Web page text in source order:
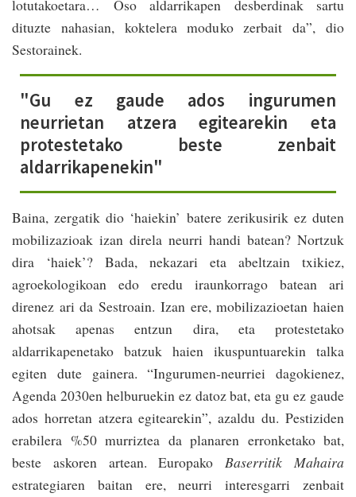
lotutakoetara… Oso aldarrikapen desberdinak sartu
dituzte nahasian, koktelera moduko zerbait da”, dio
Sestorainek.
"Gu ez gaude ados ingurumen
neurrietan atzera egitearekin eta
protestetako beste zenbait
aldarrikapenekin"
Baina, zergatik dio ‘haiekin’ batere zerikusirik ez duten
mobilizazioak izan direla neurri handi batean? Nortzuk
dira ‘haiek’? Bada, nekazari eta abeltzain txikiez,
agroekologikoan edo eredu iraunkorrago batean ari
direnez ari da Sestroain. Izan ere, mobilizazioetan haien
ahotsak apenas entzun dira, eta protestetako
aldarrikapenetako batzuk haien ikuspuntuarekin talka
egiten dute gainera. “Ingurumen-neurriei dagokienez,
Agenda 2030en helburuekin ez datoz bat, eta gu ez gaude
ados horretan atzera egitearekin”, azaldu du. Pestiziden
erabilera %50 murriztea da planaren erronketako bat,
beste askoren artean. EuropakoBaserritik Mahaira
estrategiaren baitan ere, neurri interesgarri zenbait